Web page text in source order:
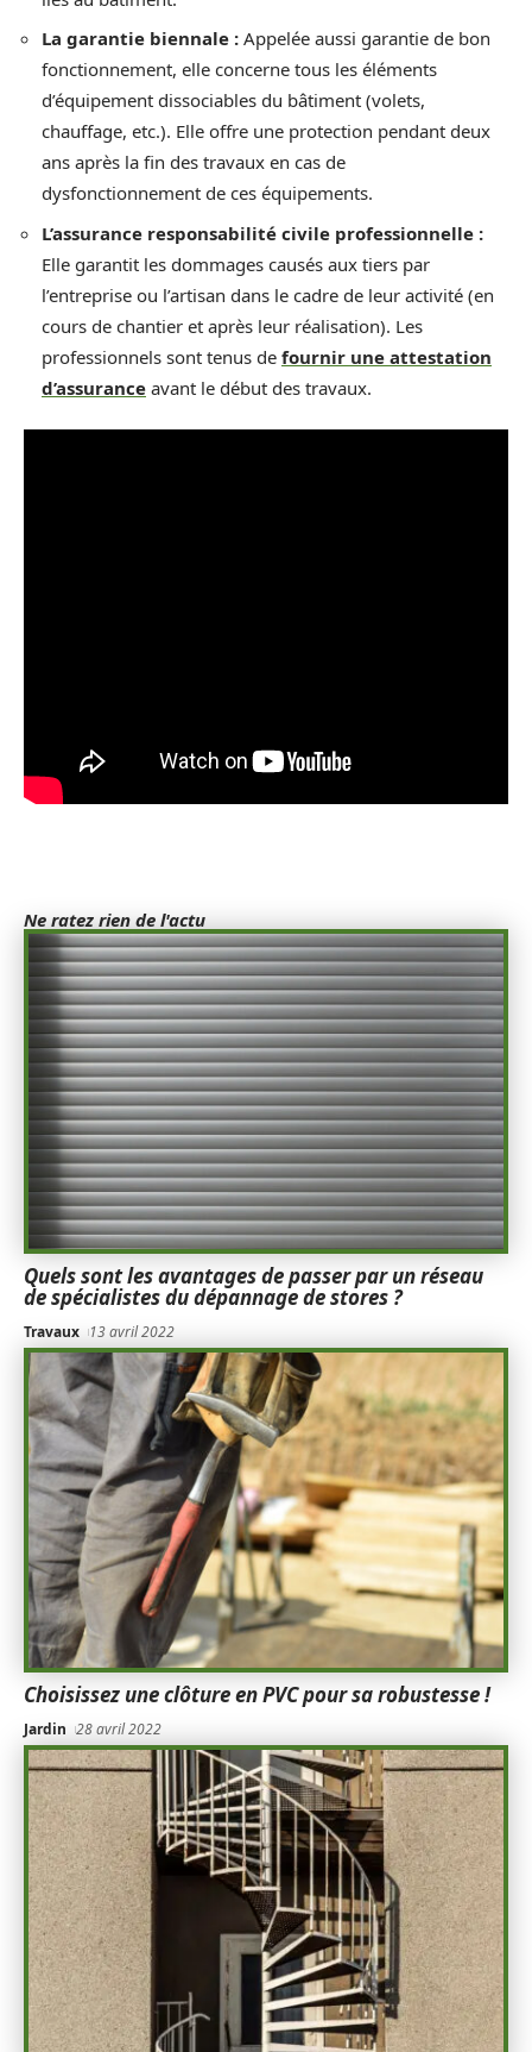
La garantie biennale : Appelée aussi garantie de bon
fonctionnement, elle concerne tous les éléments
d’équipement dissociables du bâtiment (volets,
chauffage, etc.). Elle offre une protection pendant deux
ans après la fin des travaux en cas de
dysfonctionnement de ces équipements.
L’assurance responsabilité civile professionnelle :
Elle garantit les dommages causés aux tiers par
l’entreprise ou l’artisan dans le cadre de leur activité (en
cours de chantier et après leur réalisation). Les
professionnels sont tenus de fournir une attestation
d’assurance avant le début des travaux.
Ne ratez rien de l'actu
Quels sont les avantages de passer par un réseau
de spécialistes du dépannage de stores ?
Travaux 13 avril 2022
Choisissez une clôture en PVC pour sa robustesse !
Jardin 28 avril 2022